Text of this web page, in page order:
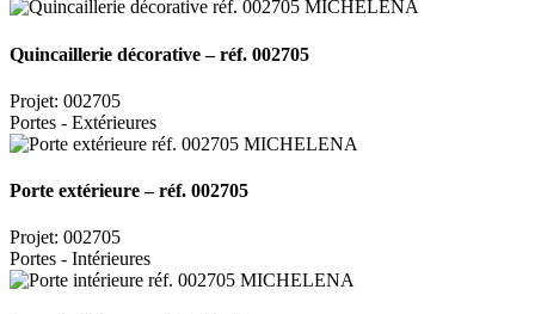
Quincaillerie décorative – réf. 002705
Projet: 002705
Portes - Extérieures
Porte extérieure – réf. 002705
Projet: 002705
Portes - Intérieures